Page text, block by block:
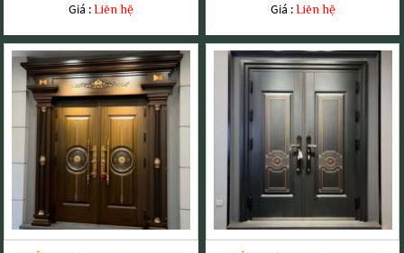
Giá :Liên hệ Giá :Liên hệ